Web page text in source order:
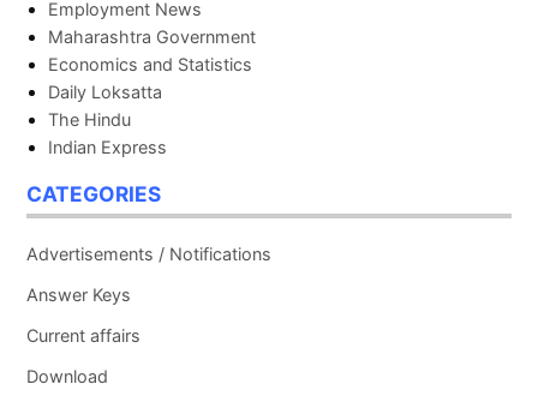
Employment News
Maharashtra Government
Economics and Statistics
Daily Loksatta
The Hindu
Indian Express
CATEGORIES
Advertisements / Notifications
Answer Keys
Current affairs
Download